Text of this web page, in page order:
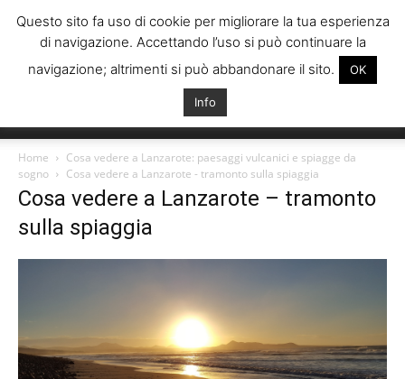
Italiani
Spagna
Home
Cosa vedere a Lanzarote: paesaggi vulcanici e spiagge da
sogno
Cosa vedere a Lanzarote - tramonto sulla spiaggia
Cosa vedere a Lanzarote – tramonto
sulla spiaggia
Questo sito fa uso di cookie per migliorare la tua esperienza
di navigazione. Accettando l’uso si può continuare la
navigazione; altrimenti si può abbandonare il sito.
OK
Info